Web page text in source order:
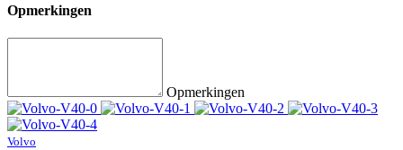
Opmerkingen
Opmerkingen
Volvo